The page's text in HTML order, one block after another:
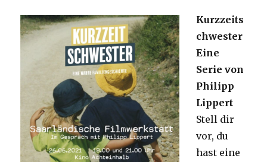
Kurzzeits
chwester
Eine
Serie von
Philipp
Lippert
Stell dir
vor, du
hast eine